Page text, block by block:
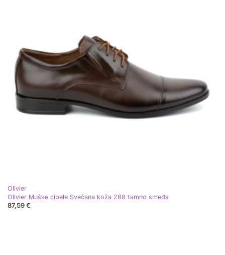
Olivier
Olivier Muške cipele Svečana koža 288 tamno smeđa
87,59 €